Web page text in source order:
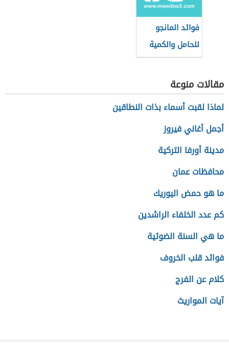
فوائد المانجو
للحامل والكمية
المسموح بها
مقالات منوعة
لماذا لقبت أسماء بذات النطاقين
أجمل أغاني فيروز
مدينة أورفا التركية
محافظات عمان
ما هو حمض اليوريك
كم عدد الخلفاء الراشدين
ما هي السنة الضوئية
فوائد قلب الخروف
كلام عن الفرج
آيات المواريث